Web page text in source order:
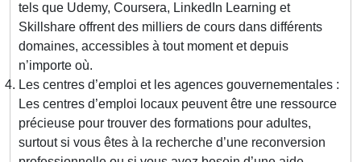
tels que Udemy, Coursera, LinkedIn Learning et
Skillshare offrent des milliers de cours dans différents
domaines, accessibles à tout moment et depuis
n’importe où.
Les centres d’emploi et les agences gouvernementales :
Les centres d’emploi locaux peuvent être une ressource
précieuse pour trouver des formations pour adultes,
surtout si vous êtes à la recherche d’une reconversion